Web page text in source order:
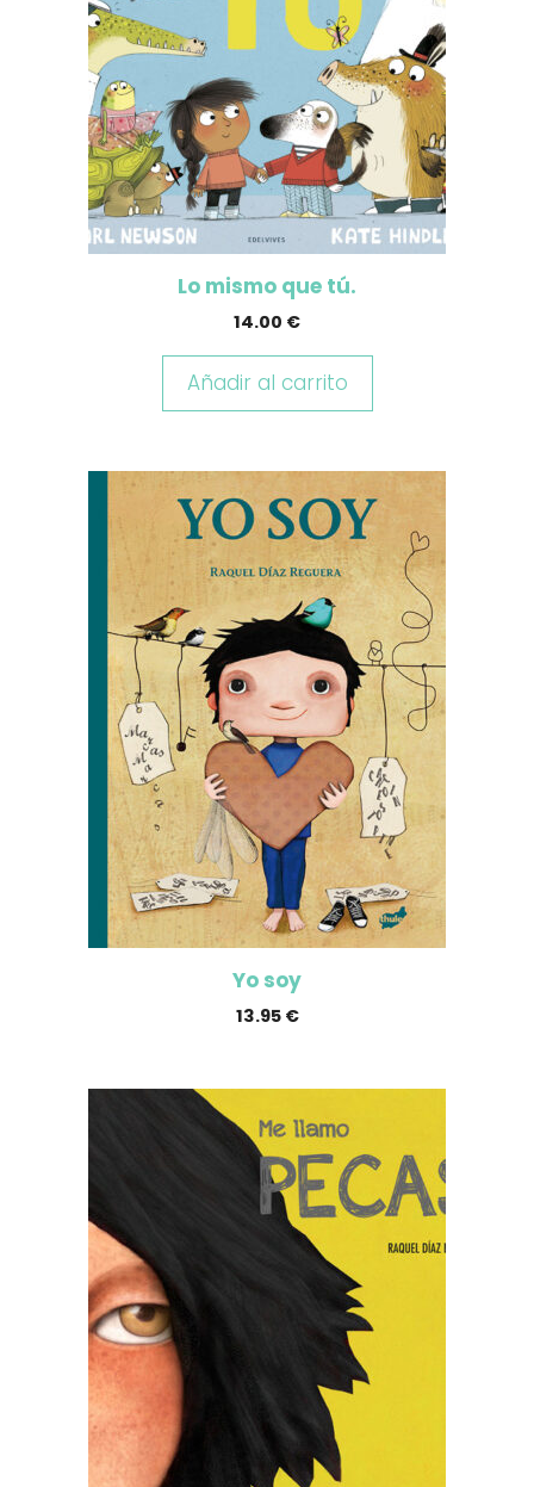
Lo mismo que tú.
14.00 €
Añadir al carrito
Yo soy
13.95 €